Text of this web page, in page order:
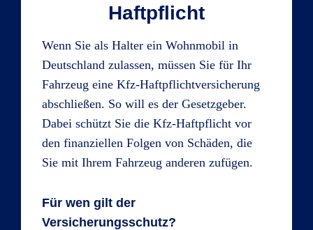
Haftpflicht
Wenn Sie als Halter ein Wohnmobil in
Deutschland zulassen, müssen Sie für Ihr
Fahrzeug eine Kfz-Haftpflichtversicherung
abschließen. So will es der Gesetzgeber.
Dabei schützt Sie die Kfz-Haftpflicht vor
den finanziellen Folgen von Schäden, die
Sie mit Ihrem Fahrzeug anderen zufügen.
Für wen gilt der
Versicherungsschutz?